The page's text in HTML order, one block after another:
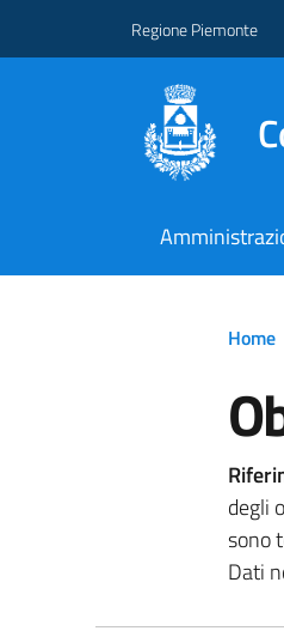
Regione Piemonte
Home
degli
sono
Dati